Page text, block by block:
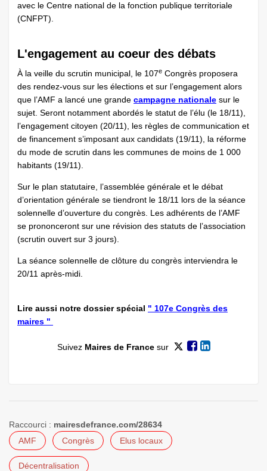
avec le Centre national de la fonction publique territoriale
(CNFPT).
L'engagement au coeur des débats
À la veille du scrutin municipal, le 107e Congrès proposera
des rendez-vous sur les élections et sur l’engagement alors
que l’AMF a lancé une grande campagne nationale sur le
sujet. Seront notamment abordés le statut de l’élu (le 18/11),
l’engagement citoyen (20/11), les règles de communication et
de financement s’imposant aux candidats (19/11), la réforme
du mode de scrutin dans les communes de moins de 1 000
habitants (19/11).
Sur le plan statutaire, l’assemblée générale et le débat
d’orientation générale se tiendront le 18/11 lors de la séance
solennelle d’ouverture du congrès. Les adhérents de l’AMF
se prononceront sur une révision des statuts de l’association
(scrutin ouvert sur 3 jours).
La séance solennelle de clôture du congrès interviendra le
20/11 après-midi.
Lire aussi notre dossier spécial " 107e Congrès des
maires "
Suivez Maires de Francesur
Raccourci : mairesdefrance.com/28634
AMF
Congrès Elus locaux
Décentralisation